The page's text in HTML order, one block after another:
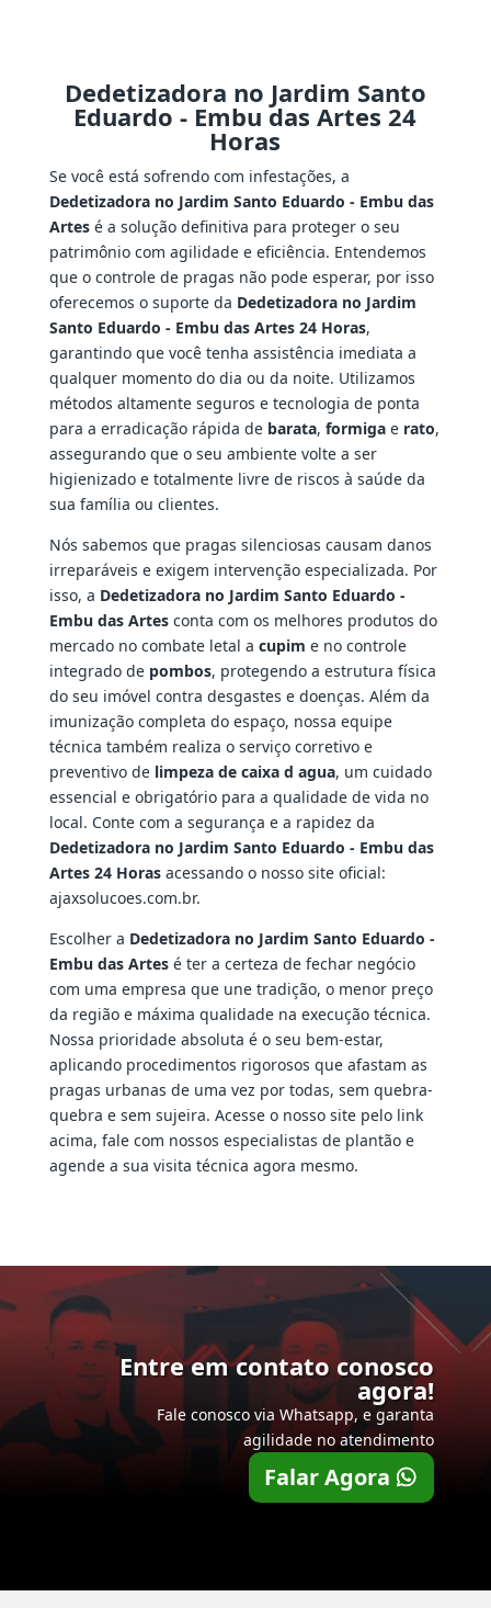
Dedetizadora no Jardim Santo
Eduardo - Embu das Artes 24
Horas
Se você está sofrendo com infestações, a
Dedetizadora no Jardim Santo Eduardo - Embu das
Artesé a solução definitiva para proteger o seu
patrimônio com agilidade e eficiência. Entendemos
que o controle de pragas não pode esperar, por isso
oferecemos o suporte da Dedetizadora no Jardim
Santo Eduardo - Embu das Artes 24 Horas,
garantindo que você tenha assistência imediata a
qualquer momento do dia ou da noite. Utilizamos
métodos altamente seguros e tecnologia de ponta
para a erradicação rápida de barata, formigae rato,
assegurando que o seu ambiente volte a ser
higienizado e totalmente livre de riscos à saúde da
sua família ou clientes.
Nós sabemos que pragas silenciosas causam danos
irreparáveis e exigem intervenção especializada. Por
isso, a Dedetizadora no Jardim Santo Eduardo -
Embu das Artesconta com os melhores produtos do
mercado no combate letal a cupim e no controle
integrado de pombos, protegendo a estrutura física
do seu imóvel contra desgastes e doenças. Além da
imunização completa do espaço, nossa equipe
técnica também realiza o serviço corretivo e
preventivo de limpeza de caixa d agua, um cuidado
essencial e obrigatório para a qualidade de vida no
local. Conte com a segurança e a rapidez da
Dedetizadora no Jardim Santo Eduardo - Embu das
Artes 24 Horasacessando o nosso site oficial:
ajaxsolucoes.com.br.
Escolher a Dedetizadora no Jardim Santo Eduardo -
Embu das Artesé ter a certeza de fechar negócio
com uma empresa que une tradição, o menor preço
da região e máxima qualidade na execução técnica.
Nossa prioridade absoluta é o seu bem-estar,
aplicando procedimentos rigorosos que afastam as
pragas urbanas de uma vez por todas, sem quebra-
quebra e sem sujeira. Acesse o nosso site pelo link
acima, fale com nossos especialistas de plantão e
agende a sua visita técnica agora mesmo.
Entre em contato conosco
agora!
Fale conosco via Whatsapp, e garanta
agilidade no atendimento
Falar Agora